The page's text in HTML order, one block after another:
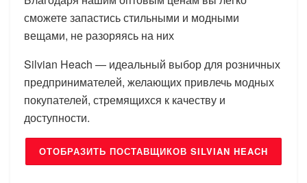
сможете запастись стильными и модными
вещами, не разоряясь на них
Silvian Heach — идеальный выбор для розничных
предпринимателей, желающих привлечь модных
покупателей, стремящихся к качеству и
доступности.
ОТОБРАЗИТЬ ПОСТАВЩИКОВ SILVIAN HEACH